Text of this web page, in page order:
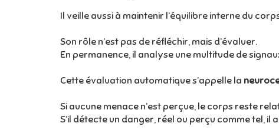
Il veille aussi à maintenir l’équilibre interne du
Son rôle n’est pas de réfléchir, mais d’évaluer.
En permanence, il analyse une multitude de
Cette évaluation automatique s’appelle la
Si aucune menace n’est perçue, le corps reste
S’il détecte un danger, réel ou perçu comme tel,